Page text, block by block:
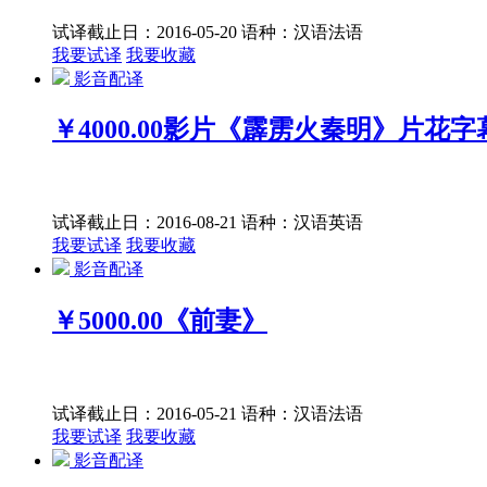
试译截止日：2016-05-20 语种：汉语法语
我要试译 我要收藏
影音配译
￥4000.00影片《霹雳火秦明》片花字
试译截止日：2016-08-21 语种：汉语英语
我要试译 我要收藏
影音配译
￥5000.00 《前妻》
试译截止日：2016-05-21 语种：汉语法语
我要试译 我要收藏
影音配译